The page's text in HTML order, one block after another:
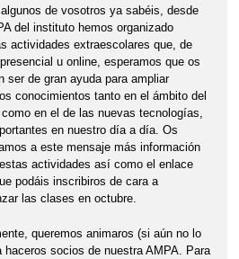
de vosotros ya sabéis, desde
del instituto hemos organizado
actividades extraescolares que, de
u online, esperamos que os
ser de gran ayuda para ampliar
conocimientos tanto en el ámbito del
como en el de las nuevas tecnologías,
en nuestro día a día. Os
a este mensaje más información
actividades así como el enlace
podáis inscribiros de cara a
las clases en octubre.
queremos animaros (si aún no lo
haceros socios de nuestra AMPA. Para